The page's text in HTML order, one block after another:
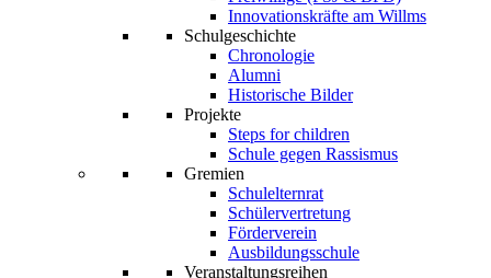
Innovationskräfte am Willms
Schulgeschichte
Chronologie
Alumni
Historische Bilder
Projekte
Steps for children
Schule gegen Rassismus
Gremien
Schulelternrat
Schülervertretung
Förderverein
Ausbildungsschule
Veranstaltungsreihen